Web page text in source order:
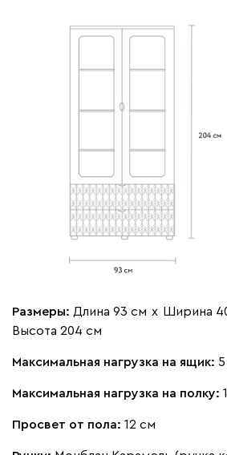
Размеры: Длина 93 см х Ширина
Высота 204 см
Максимальная нагрузка на ящик:
Максимальная нагрузка на полку:
Просвет от пола: 12 см